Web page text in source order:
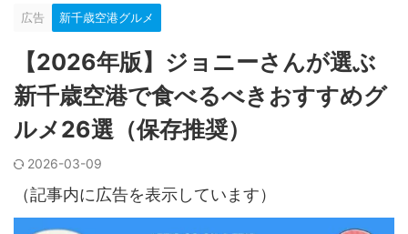
広告 新千歳空港グルメ
【2026年版】ジョニーさんが選ぶ
新千歳空港で食べるべきおすすめグ
ルメ26選（保存推奨）
2026-03-09
（記事内に広告を表示しています）